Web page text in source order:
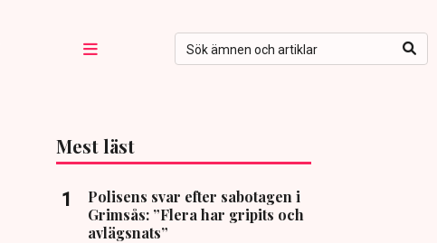
Mest läst
Polisens svar efter sabotagen i
Grimsås: ”Flera har gripits och
avlägsnats”